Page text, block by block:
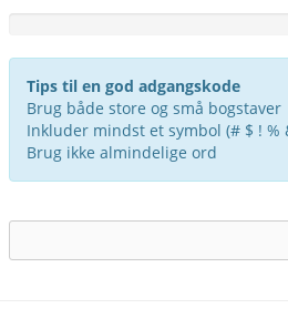
Adgangskodens styrke: Indtast en
Tips til en god adgangskode
Brug både store og små bogstaver
Inkluder mindst et symbol (# $ ! %
Brug ikke almindelige ord